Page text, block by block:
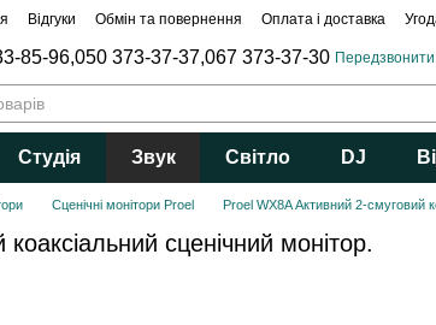
Відгуки Обмін та повернення Оплата і доставка
85-96,050 373-37-37,067 373-37-30
Студія Звук Світло DJ
Сценічні монітори Proel Proel WX8A Активний 2-смуговий
сценічний монітор.